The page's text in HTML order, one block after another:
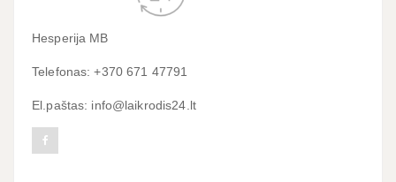
Hesperija MB
Telefonas: +370 671 47791
El.paštas: info@laikrodis24.lt